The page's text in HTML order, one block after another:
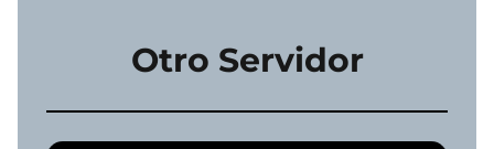
Otro Servidor